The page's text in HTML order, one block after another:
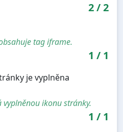
2/2
tag iframe.
1 / 1
je vyplněna
vyplněnou ikonu stránky.
1 / 1